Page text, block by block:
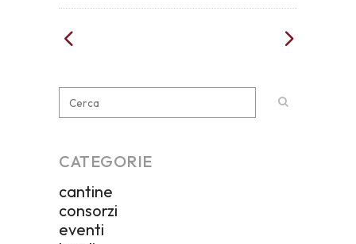
CATEGORIE
cantine
consorzi
eventi